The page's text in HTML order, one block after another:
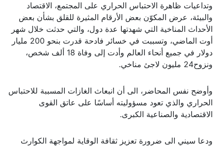
وتداعيات ظاهرة الاحتباس الحراري على المجتمع، الاقتصاد
والبيئة، عرض المكوّن بعض الأرقام المثيرة للقلق بشأن بعض
الأحداث المناخية التي شهدتها عدة دول، والتي حدثت خلال شهر
أوت الماضي، وتسببت في خسائر فادحة قدرت بنحو 200 مليار
دولار في جميع أنحاء العالم وأدت إلى وفاة 18 ألف شخص،
ونزوح24 مليون لاجئ مناخي.
وأوضح نفس المحاضر، الى أن انبعاث الغازات المسببة للاحتباس
الحراري والذي تعود مسؤوليته أساسًا على عاتق القوى
الاقتصادية والصناعية الكبرى.
ودعا سيني الى ضرورة تعزيز ثقافة الوقاية لمواجهة الكوارث